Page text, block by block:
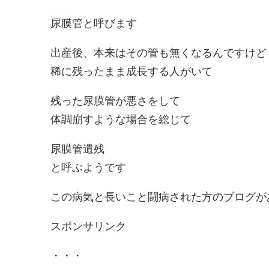
尿膜管と呼びます
出産後、本来はその管も無くなるんですけど
稀に残ったまま成長する人がいて
残った尿膜管が悪さをして
体調崩すような場合を総じて
尿膜管遺残
と呼ぶようです
この病気と長いこと闘病された方のブログ
スポンサリンク
・・・